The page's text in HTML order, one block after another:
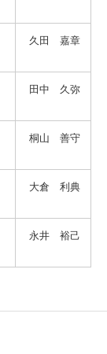
久田 嘉章
田中 久弥
桐山 善守
大倉 利典
永井 裕己